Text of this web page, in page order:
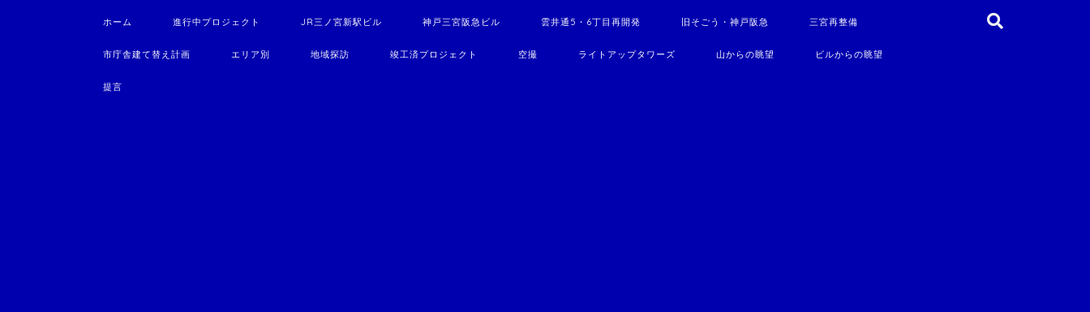
ホーム 進行中プロジェクト JR三ノ宮新駅ビル 神戸三宮阪急ビル 雲井通5・6丁目再開発 旧そごう・神戸阪急 三宮再整備
市庁舎建て替え計画 エリア別 地域探訪 竣工済プロジェクト 空撮 ライトアップタワーズ 山からの眺望 ビルからの眺望
提言